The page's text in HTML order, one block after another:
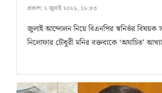
প্রকাশ: ২ জুলাই ২০২৬, ১৮:৪৩
জুলাই আন্দোলন নিয়ে বিএনপির স্বনির্ভর
নিলোফার চৌধুরী মনির বক্তব্যকে ‘অযাচিত’